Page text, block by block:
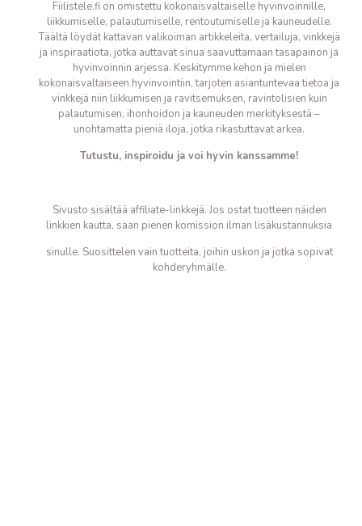
Fiilistele.fi on omistettu kokonaisvaltaiselle hyvinvoinnille,
liikkumiselle, palautumiselle, rentoutumiselle ja kauneudelle.
Täältä löydät kattavan valikoiman artikkeleita, vertailuja, vinkkejä
ja inspiraatiota, jotka auttavat sinua saavuttamaan tasapainon ja
hyvinvoinnin arjessa. Keskitymme kehon ja mielen
kokonaisvaltaiseen hyvinvointiin, tarjoten asiantuntevaa tietoa ja
vinkkejä niin liikkumisen ja ravitsemuksen, ravintolisien kuin
palautumisen, ihonhoidon ja kauneuden merkityksestä –
unohtamatta pieniä iloja, jotka rikastuttavat arkea.
Tutustu, inspiroidu ja voi hyvin kanssamme!
Sivusto sisältää affiliate-linkkejä. Jos ostat tuotteen näiden
linkkien kautta, saan pienen komission ilman lisäkustannuksia
sinulle. Suosittelen vain tuotteita, joihin uskon ja jotka sopivat
kohderyhmälle.